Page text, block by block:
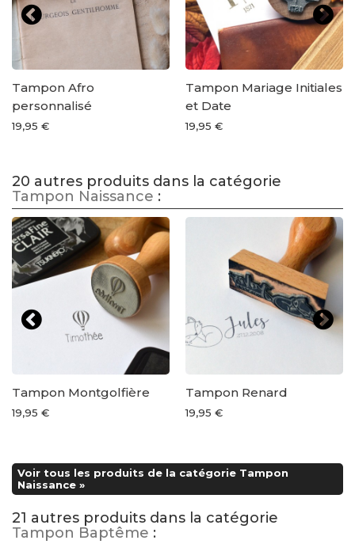
Tampon Afro
personnalisé
19,95 €
Tampon Mariage Initiales
et Date
19,95 €
20 autres produits dans la catégorie
Tampon Naissance :
Tampon Montgolfière
19,95 €
Tampon Renard
19,95 €
Voir tous les produits de la catégorie Tampon
Naissance »
21 autres produits dans la catégorie
Tampon Baptême :